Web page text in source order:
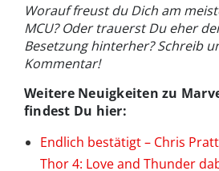
Worauf freust du Dich am
MCU? Oder trauerst Du eher
Besetzung hinterher? Schreib
Kommentar!
Weitere Neuigkeiten zu
findest Du hier:
Endlich bestätigt – Chris
Thor 4: Love and Thunder